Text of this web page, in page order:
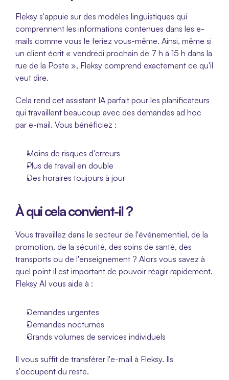
Fleksy s'appuie sur des modèles linguistiques qui
comprennent les informations contenues dans les e-
mails comme vous le feriez vous-même. Ainsi, même si
un client écrit « vendredi prochain de 7 h à 15 h dans la
rue de la Poste », Fleksy comprend exactement ce qu'il
veut dire.
Cela rend cet assistant IA parfait pour les planificateurs
qui travaillent beaucoup avec des demandes ad hoc
par e-mail. Vous bénéficiez :
Moins de risques d'erreurs
Plus de travail en double
Des horaires toujours à jour
À qui cela convient-il ?
Vous travaillez dans le secteur de l'événementiel, de la
promotion, de la sécurité, des soins de santé, des
transports ou de l'enseignement ? Alors vous savez à
quel point il est important de pouvoir réagir rapidement.
Fleksy AI vous aide à :
Demandes urgentes
Demandes nocturnes
Grands volumes de services individuels
Il vous suffit de transférer l'e-mail à Fleksy. Ils
s'occupent du reste.